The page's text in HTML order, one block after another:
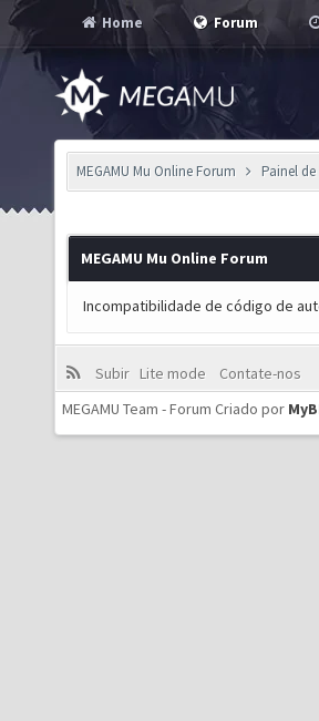
Home Forum
MEGAMU Mu Online Forum Painel
MEGAMU Mu Online Forum
Incompatibilidade de código de
Subir Lite mode
Contate-nos
MEGAMU Team - Forum Criado por